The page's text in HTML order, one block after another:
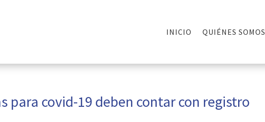
INICIO QUIÉNES SOMOS
para covid-19 deben contar con registro